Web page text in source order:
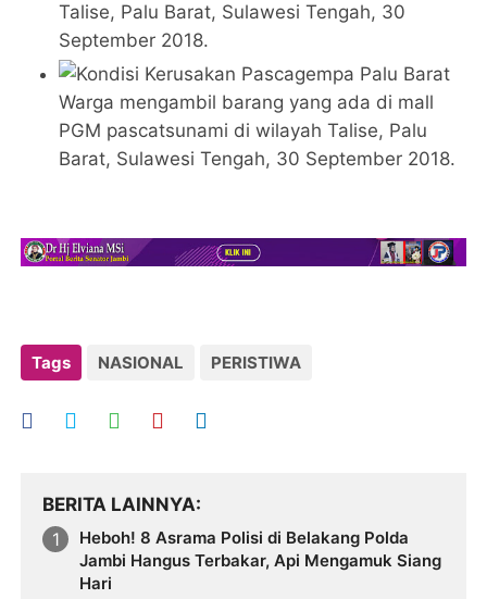
Talise, Palu Barat, Sulawesi Tengah, 30
September 2018.
Warga mengambil barang yang ada di mall
PGM pascatsunami di wilayah Talise, Palu
Barat, Sulawesi Tengah, 30 September 2018.
Tags NASIONAL PERISTIWA
BERITA LAINNYA
Heboh! 8 Asrama Polisi di Belakang Polda
Jambi Hangus Terbakar, Api Mengamuk Siang
Hari